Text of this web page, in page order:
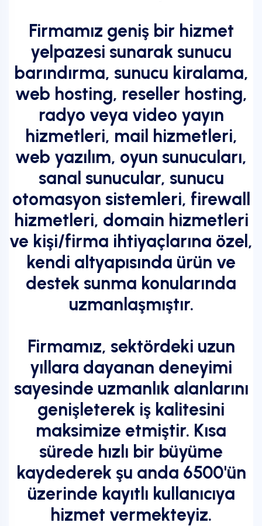
Firmamız geniş bir hizmet
yelpazesi sunarak sunucu
barındırma, sunucu kiralama,
web hosting, reseller hosting,
radyo veya video yayın
hizmetleri, mail hizmetleri,
web yazılım, oyun sunucuları,
sanal sunucular, sunucu
otomasyon sistemleri, firewall
hizmetleri, domain hizmetleri
ve kişi/firma ihtiyaçlarına özel,
kendi altyapısında ürün ve
destek sunma konularında
uzmanlaşmıştır.
Firmamız, sektördeki uzun
yıllara dayanan deneyimi
sayesinde uzmanlık alanlarını
genişleterek iş kalitesini
maksimize etmiştir. Kısa
sürede hızlı bir büyüme
kaydederek şu anda 6500'ün
üzerinde kayıtlı kullanıcıya
hizmet vermekteyiz.